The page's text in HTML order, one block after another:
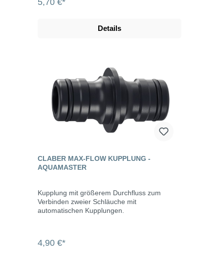
Details
CLABER MAX-FLOW KUPPLUNG -
AQUAMASTER
Kupplung mit größerem Durchfluss zum
Verbinden zweier Schläuche mit
automatischen Kupplungen.
4,90 €*